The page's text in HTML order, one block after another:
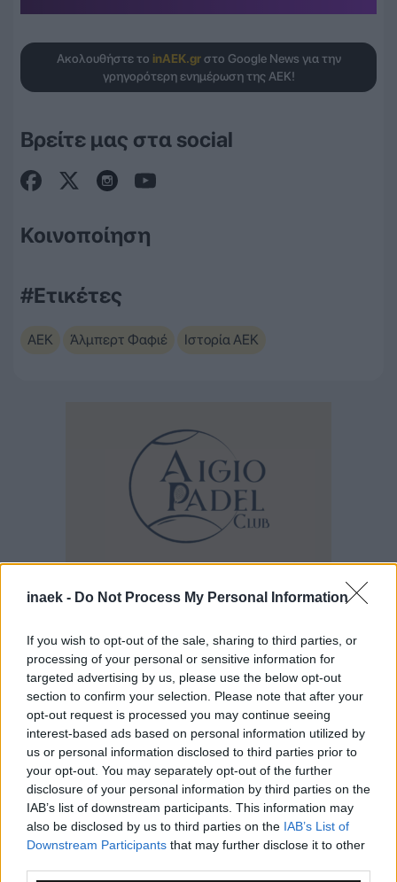
inaek - Do Not Process My Personal Information
If you wish to opt-out of the sale, sharing to third parties, or
processing of your personal or sensitive information for
targeted advertising by us, please use the below opt-out
section to confirm your selection. Please note that after your
opt-out request is processed you may continue seeing
interest-based ads based on personal information utilized by
us or personal information disclosed to third parties prior to
your opt-out. You may separately opt-out of the further
disclosure of your personal information by third parties on the
IAB’s list of downstream participants. This information may
also be disclosed by us to third parties on the IAB’s List of
Downstream Participants that may further disclose it to other
Ακολουθήστε το inAEK.grστο Google News για την
γρηγορότερη ενημέρωση της ΑΕΚ!
Βρείτε μας στα social
Κοινοποίηση
#Ετικέτες
ΑΕΚ Άλμπερτ Φαφιέ Ιστορία ΑΕΚ
Ροή Ειδήσεων